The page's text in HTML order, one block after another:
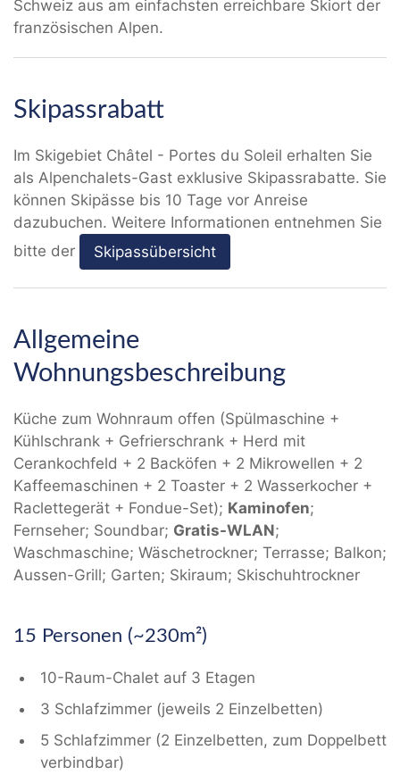
Schweiz aus am einfachsten erreichbare Skiort der
französischen Alpen.
Skipassrabatt
Im Skigebiet Châtel - Portes du Soleil erhalten Sie
als Alpenchalets-Gast exklusive Skipassrabatte. Sie
können Skipässe bis 10 Tage vor Anreise
dazubuchen. Weitere Informationen entnehmen Sie
bitte der
Skipassübersicht
Allgemeine
Wohnungsbeschreibung
Küche zum Wohnraum offen (Spülmaschine +
Kühlschrank + Gefrierschrank + Herd mit
Cerankochfeld + 2 Backöfen + 2 Mikrowellen + 2
Kaffeemaschinen + 2 Toaster + 2 Wasserkocher +
Raclettegerät + Fondue-Set); Kaminofen;
Fernseher; Soundbar; Gratis-WLAN;
Waschmaschine; Wäschetrockner; Terrasse; Balkon;
Aussen-Grill; Garten; Skiraum; Skischuhtrockner
15 Personen (~230m²)
10-Raum-Chalet auf 3 Etagen
3 Schlafzimmer (jeweils 2 Einzelbetten)
5 Schlafzimmer (2 Einzelbetten, zum Doppelbett
verbindbar)